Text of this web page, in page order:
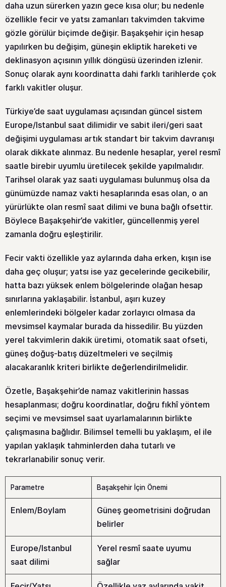
daha uzun sürerken yazın gece kısa olur; bu nedenle
özellikle fecir ve yatsı zamanları takvimden takvime
gözle görülür biçimde değişir. Başakşehir için hesap
yapılırken bu değişim, güneşin ekliptik hareketi ve
deklinasyon açısının yıllık döngüsü üzerinden izlenir.
Sonuç olarak aynı koordinatta dahi farklı tarihlerde çok
farklı vakitler oluşur.
Türkiye’de saat uygulaması açısından güncel sistem
Europe/Istanbul saat dilimidir ve sabit ileri/geri saat
değişimi uygulaması artık standart bir takvim davranışı
olarak dikkate alınmaz. Bu nedenle hesaplar, yerel resmî
saatle birebir uyumlu üretilecek şekilde yapılmalıdır.
Tarihsel olarak yaz saati uygulaması bulunmuş olsa da
günümüzde namaz vakti hesaplarında esas olan, o an
yürürlükte olan resmî saat dilimi ve buna bağlı ofsettir.
Böylece Başakşehir’de vakitler, güncellenmiş yerel
zamanla doğru eşleştirilir.
Fecir vakti özellikle yaz aylarında daha erken, kışın ise
daha geç oluşur; yatsı ise yaz gecelerinde gecikebilir,
hatta bazı yüksek enlem bölgelerinde olağan hesap
sınırlarına yaklaşabilir. İstanbul, aşırı kuzey
enlemlerindeki bölgeler kadar zorlayıcı olmasa da
mevsimsel kaymalar burada da hissedilir. Bu yüzden
yerel takvimlerin dakik üretimi, otomatik saat ofseti,
güneş doğuş-batış düzeltmeleri ve seçilmiş
alacakaranlık kriteri birlikte değerlendirilmelidir.
Özetle, Başakşehir’de namaz vakitlerinin hassas
hesaplanması; doğru koordinatlar, doğru fıkhî yöntem
seçimi ve mevsimsel saat uyarlamalarının birlikte
çalışmasına bağlıdır. Bilimsel temelli bu yaklaşım, el ile
yapılan yaklaşık tahminlerden daha tutarlı ve
tekrarlanabilir sonuç verir.
Parametre Başakşehir İçin Önemi
Enlem/Boylam
Güneş geometrisini doğrudan
belirler
Europe/Istanbul
saat dilimi
Yerel resmî saate uyumu
sağlar